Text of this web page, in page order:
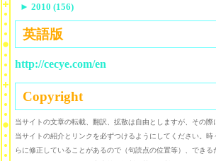
► 2010 (156)
英語版
http://cecye.com/en
Copyright
当サイトの文章の転載、翻訳、拡散は自由としますが、その際
当サイトの紹介とリンクを必ずつけるようにしてください。時
らに修正していることがあるので（句読点の位置等）、できる